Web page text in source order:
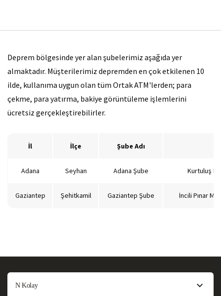
TBB Bireysel Müşteri
Deprem bölgesinde yer alan şubelerimiz aşağıda yer
almaktadır. Müşterilerimiz depremden en çok etkilenen 10
ilde, kullanıma uygun olan tüm Ortak ATM'lerden; para
çekme, para yatırma, bakiye görüntüleme işlemlerini
ücretsiz gerçekleştirebilirler.
İl İlçe Şube Adı
Adana Seyhan Adana Şube Kurtuluş
Gaziantep Şehitkamil Gaziantep Şube İncili Pınar
N Kolay